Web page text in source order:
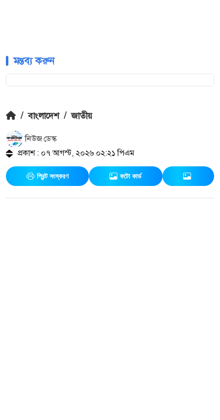
মন্তব্য করুন
/ বাংলাদেশ / জাতীয়
নিউজ ডেস্ক
প্রকাশ : ০৭ আগস্ট, ২০২৬ ০২:২১ পিএম
প্রিন্ট সংস্করণ ফটো কার্ড